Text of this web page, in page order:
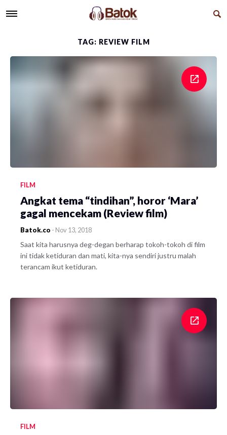
TAG: REVIEW FILM
FILM
Angkat tema “tindihan”, horor ‘Mara’
gagal mencekam (Review film)
Batok.co - Nov 13, 2018
Saat kita harusnya deg-degan berharap tokoh-tokoh di film
ini tidak ketiduran dan mati, kita-nya sendiri justru malah
terancam ikut ketiduran.
FILM